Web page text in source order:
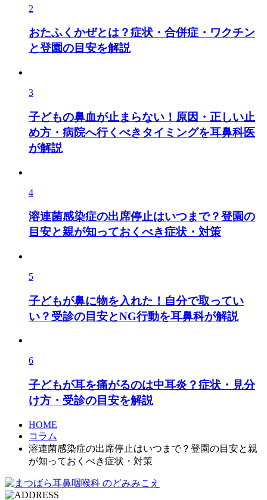
2
おたふくかぜとは？症状・合併症・ワクチン
と登園の目安を解説
3
子どもの鼻血が止まらない！原因・正しい止
め方・病院へ行くべきタイミングを耳鼻科医
が解説
4
溶連菌感染症の出席停止はいつまで？登園の
目安と親が知っておくべき症状・対策
5
子どもが鼻に物を入れた！自分で取ってい
い？受診の目安とNG行動を耳鼻科が解説
6
子どもが耳を痛がるのは中耳炎？症状・見分
け方・受診の目安を解説
HOME
コラム
溶連菌感染症の出席停止はいつまで？登園の目安と親
が知っておくべき症状・対策